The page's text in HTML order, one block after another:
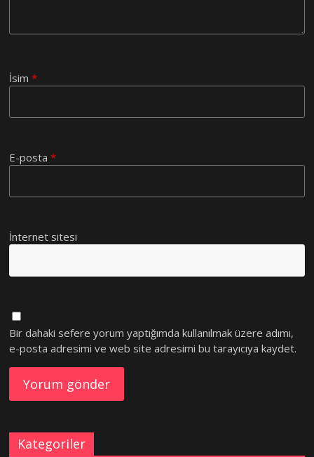
İsim*
E-posta*
İnternet sitesi
Bir dahaki sefere yorum yaptığımda kullanılmak üzere adımı,
e-posta adresimi ve web site adresimi bu tarayıcıya kaydet.
Kategoriler